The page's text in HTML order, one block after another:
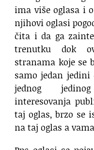
ima više oglasa i
njihovi oglasi
čita i da ga
trenutku dok
stranama koje se
samo jedan jedini
jednog
interesovanja
taj oglas, brzo se
na taj oglas a